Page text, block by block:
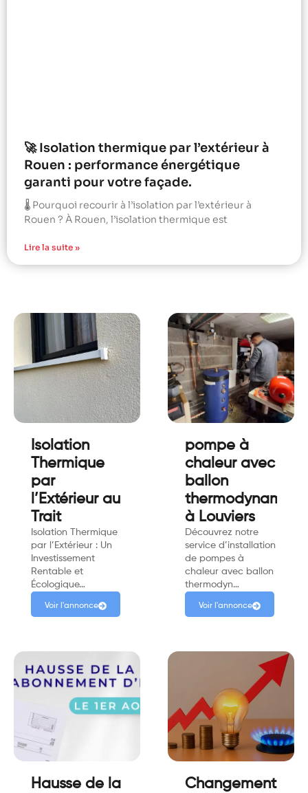
🚀 Isolation thermique par l’extérieur à
Rouen : performance énergétique
garanti pour votre façade.
🌡️ Pourquoi recourir à l’isolation par l’extérieur à
Rouen ? À Rouen, l’isolation thermique est
Lire la suite »
Isolation
Thermique
par
l’Extérieur au
Trait
Isolation Thermique
par l’Extérieur : Un
Investissement
Rentable et
Écologique…
Voir l'annonce
pompe à
chaleur avec
ballon
à Louviers
Découvrez notre
service d’installation
de pompes à
chaleur avec ballon
thermodyn…
Voir l'annonce
Hausse de la
Changement